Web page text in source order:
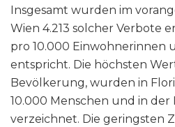
Insgesamt wurden im
Wien 4.213 solcher Verbote
pro 10.000 Einwohnerinnen
entspricht. Die höchsten
Bevölkerung, wurden in
10.000 Menschen und in
verzeichnet. Die geringsten